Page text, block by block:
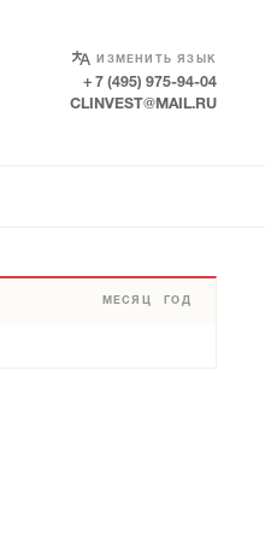
ИЗМЕНИТЬ ЯЗЫК
SELECT LANGUAGE
+ 7 (495) 975-94-04
CLINVEST@MAIL.RU
МЕСЯЦ ГОД